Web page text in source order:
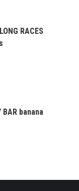
RACES
BAR banana